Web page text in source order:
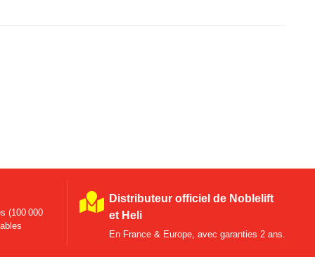
(100 000
Distributeur officiel de Noblelift
et Heli
En France & Europe, avec garanties 2 ans.